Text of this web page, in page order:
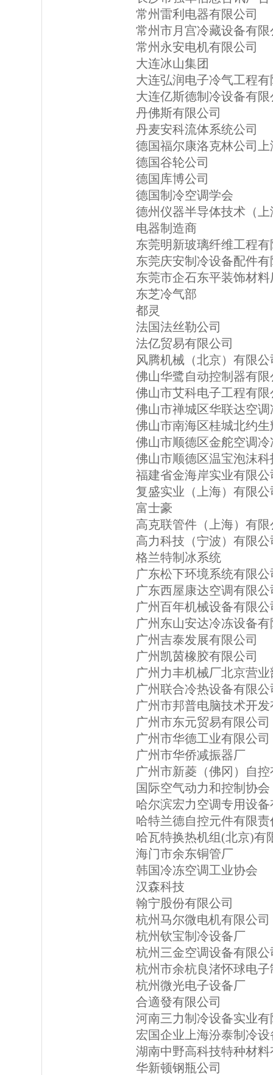
常州雷利电器有限公司
常州市月宫冷藏设备有限
常州永安电机有限公司
大连冰山集团
大连弘润电子冷气工程
大连亿斯德制冷设备有限
丹佛斯有限公司
丹麦安科流体系统公司
德国福尔康洛克林公司
德国谷轮公司
德国库博公司
德国制冷空调学会
德州仪器半导体技术（
电器制造商
东莞明新玻璃纤维工程
东莞庆安制冷设备配件
东莞市企石东平装饰材料
东芝冷气部
都灵
法国法丝勒公司
法亿贸易有限公司
风腾机械（北京）有限公
佛山华鹭自动控制器有限
佛山市艾科电子工程有限
佛山市禅城区华联达空
佛山市南海区桂城北约
佛山市顺德区金舵空调
佛山市顺德区温宝泡沫
福建省金海岸实业有限公
复盛实业（上海）有限公
富士豪
高克联管件（上海）有限
高力科技（宁波）有限公
格兰特制冰系统
广东松下环境系统有限公
广东西屋康达空调有限公
广州百年机械设备有限公
广州东山安达冷冻设备
广州吉泰发展有限公司
广州凯茵橡胶有限公司
广州力丰机械厂北京营业
广州联合冷热设备有限公
广州市邦普电脑技术开
广州市东元贸易有限公司
广州市华德工业有限公司
广州市华侨减振器厂
广州市新菱（佛冈）自
国际空气动力和控制协
哈尔滨宏力空调专用设
哈特兰德自控元件有限
哈瓦特换热机组(北京)有
海门市余东铜管厂
韩国冷冻空调工业协会
汉森科技
翰宁股份有限公司
杭州马尔微电机有限公司
杭州钦宝制冷设备厂
杭州三金空调设备有限公
杭州市余杭良渚怀球电
杭州微光电子设备厂
合適發有限公司
河南三力制冷设备实业有
宏国企业上海汾泰制冷
湖南中野高科技特种材
华新顿钢瓶公司